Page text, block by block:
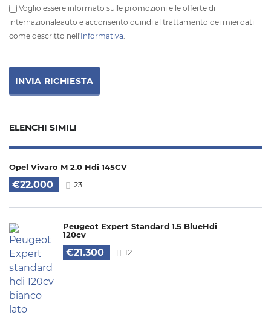
Voglio essere informato sulle promozioni e le offerte di
internazionaleauto e acconsento quindi al trattamento dei miei dati
come descritto nell'Informativa.
ELENCHI SIMILI
Opel Vivaro M 2.0 Hdi 145CV
€22.000 23
Peugeot Expert Standard 1.5 BlueHdi
120cv
€21.300 12